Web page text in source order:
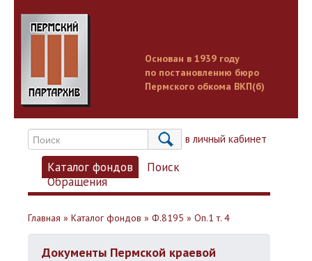
Основан в 1939 году
по постановлению бюро
Пермского обкома ВКП(б)
Вход в личный кабинет
Каталог фондов
Поиск
Обращения
Главная » Каталог фондов » Ф.8195 » Оп.1 т. 4
Документы Пермской краевой